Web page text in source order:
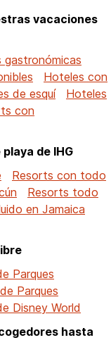
vacaciones
gastronómicas
Hoteles con
de esquí
Hoteles
con
de IHG
Resorts con todo
Resorts todo
en Jamaica
Parques
Parques
Disney World
hasta